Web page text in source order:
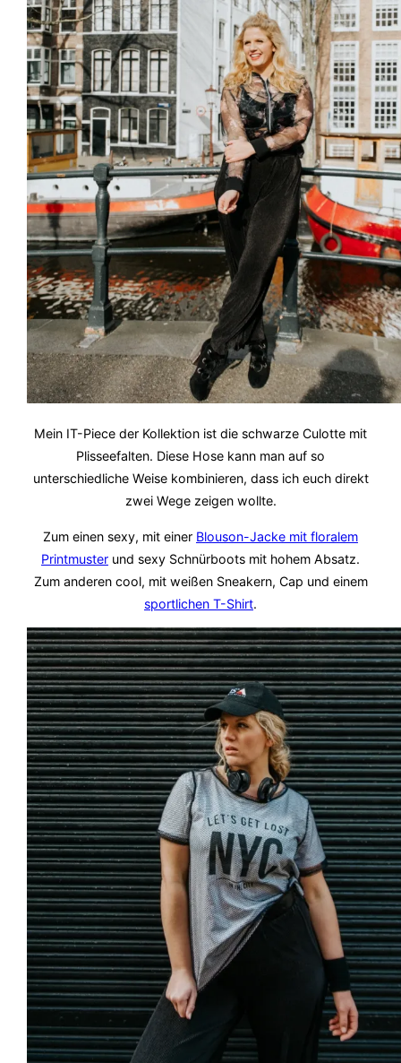
Mein IT-Piece der Kollektion ist die schwarze Culotte mit
Plisseefalten. Diese Hose kann man auf so
unterschiedliche Weise kombinieren, dass ich euch direkt
zwei Wege zeigen wollte.
Zum einen sexy, mit einer Blouson-Jacke mit floralem
Printmuster und sexy Schnürboots mit hohem Absatz.
Zum anderen cool, mit weißen Sneakern, Cap und einem
sportlichen T-Shirt.